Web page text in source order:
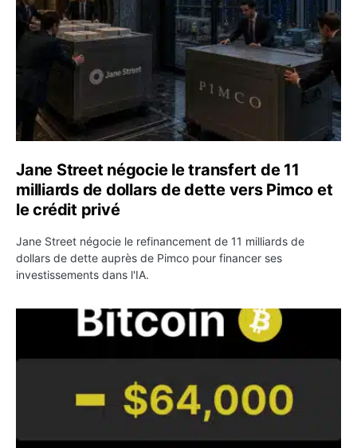
Jane Street négocie le transfert de 11
milliards de dollars de dette vers Pimco et
le crédit privé
Jane Street négocie le refinancement de 11 milliards de
dollars de dette auprès de Pimco pour financer ses
investissements dans l'IA.
Bitcoin stagne à 64 000 dollars pendant que les